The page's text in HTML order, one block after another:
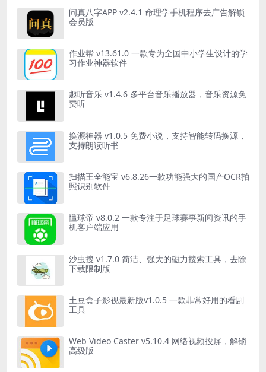
问真八字APP v2.4.1 命理学手机程序去广告解锁
会员版
作业帮 v13.61.0 一款专为全国中小学生设计的学
习作业神器软件
趣听音乐 v1.4.6 多平台音乐播放器，音乐资源免
费听
换源神器 v1.0.5 免费小说，支持智能转码换源，
支持朗读听书
扫描王全能宝 v6.8.26一款功能强大的国产OCR拍
照识别软件
懂球帝 v8.0.2 一款专注于足球赛事新闻资讯的手
机客户端应用
沙虫搜 v1.7.0 简洁、强大的磁力搜索工具，去除
下载限制版
土豆盒子影视最新版v1.0.5 一款非常好用的看剧
工具
Web Video Caster v5.10.4 网络视频投屏，解锁
高级版